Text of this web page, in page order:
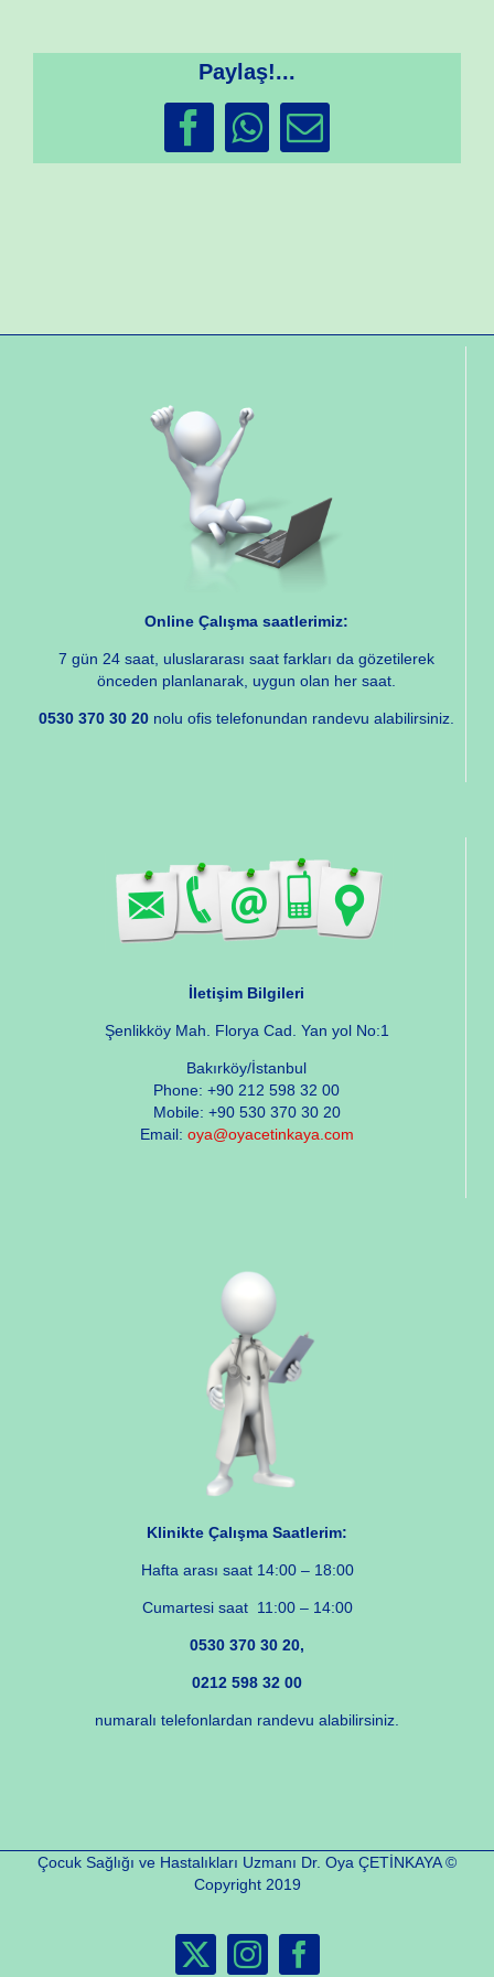
Paylaş!...
Facebook
WhatsApp
Email
Online Çalışma saatlerimiz:
7 gün 24 saat, uluslararası saat farkları da gözetilerek
önceden planlanarak, uygun olan her saat.
0530 370 30 20 nolu ofis telefonundan randevu alabilirsiniz.
İletişim Bilgileri
Şenlikköy Mah. Florya Cad. Yan yol No:1
Bakırköy/İstanbul
Phone: +90 212 598 32 00
Mobile: +90 530 370 30 20
Email: oya@oyacetinkaya.com
Klinikte Çalışma Saatlerim:
Hafta arası saat 14:00 – 18:00
Cumartesi saat 11:00 – 14:00
0530 370 30 20,
0212 598 32 00
numaralı telefonlardan randevu alabilirsiniz.
Çocuk Sağlığı ve Hastalıkları Uzmanı Dr. Oya ÇETİNKAYA ©
Copyright 2019
X InstagramFacebook